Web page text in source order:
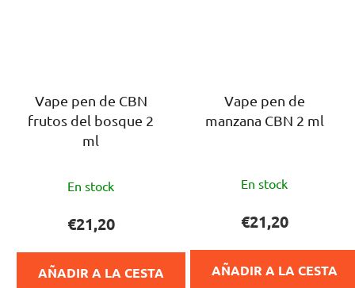
Vape pen de CBN
frutos del bosque 2
ml
valoración
del
producto
es
En stock
€21,20
AÑADIR A LA CESTA
Vape pen de
manzana CBN 2 ml
valoración
del
producto
es
En stock
€21,20
AÑADIR A LA CESTA